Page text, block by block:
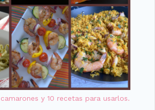
y 10 recetas para usarlos.